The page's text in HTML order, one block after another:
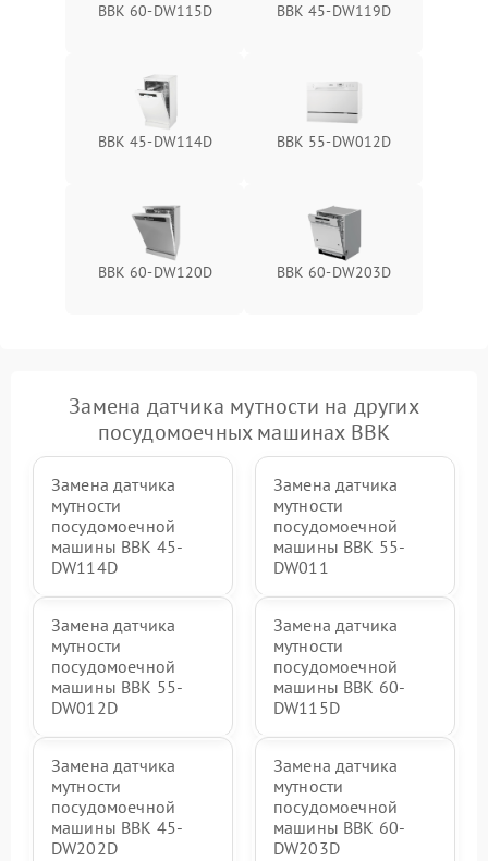
BBK 60-DW115D BBK 45-DW119D
BBK 45-DW114D BBK 55-DW012D
BBK 60-DW120D BBK 60-DW203D
Замена датчика мутности на других
посудомоечных машинах BBK
Замена датчика
мутности
посудомоечной
машины BBK 45-
DW114D
Замена датчика
мутности
посудомоечной
машины BBK 55-
DW011
Замена датчика
мутности
посудомоечной
машины BBK 55-
DW012D
Замена датчика
мутности
посудомоечной
машины BBK 60-
DW115D
Замена датчика
мутности
посудомоечной
машины BBK 45-
DW202D
Замена датчика
мутности
посудомоечной
машины BBK 60-
DW203D